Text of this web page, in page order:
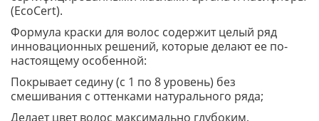
(EcoCert).
Формула краски для волос содержит целый ряд
инновационных решений, которые делают ее по-
настоящему особенной:
Покрывает седину (с 1 по 8 уровень) без
смешивания с оттенками натурального ряда;
Делает цвет волос максимально глубоким,